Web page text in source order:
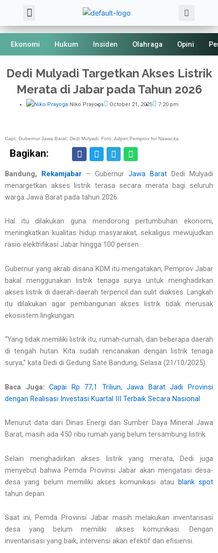
content
Menu
Ekonomi Hukum Insiden Olahraga Opini
Dedi Mulyadi Targetkan Akses Listrik
Merata di Jabar pada Tahun 2026
Niko Prayoga October 21, 2025 7:20 pm
Capt: Gubernur Jawa Barat, Dedi Mulyadi. Foto: Adpim Pemprov for Nawacita.
Bagikan:
Bandung, Rekamjabar – Gubernur Jawa Barat Dedi Mulyadi
menargetkan akses listrik terasa secara merata bagi seluruh
warga Jawa Barat pada tahun 2026.
Hal itu dilakukan guna mendorong pertumbuhan ekonomi,
meningkatkan kualitas hidup masyarakat, sekaligus mewujudkan
rasio elektrifikasi Jabar hingga 100 persen.
Gubernur yang akrab disana KDM itu mengatakan, Pemprov Jabar
bakal menggunakan listrik tenaga surya untuk menghadirkan
akses listrik di daerah-daerah terpencil dan sulit diakses. Langkah
itu dilakukan agar pembangunan akses listrik tidak merusak
ekosistem lingkungan.
“Yang tidak memiliki listrik itu, rumah-rumah, dan beberapa daerah
di tengah hutan. Kita sudah rencanakan dengan listrik tenaga
surya,” kata Dedi di Gedung Sate Bandung, Selasa (21/10/2025).
Baca Juga: Capai Rp 77,1 Triliun, Jawa Barat Jadi Provinsi
dengan Realisasi Investasi Kuartal III Terbaik Secara Nasional
Menurut data dari Dinas Energi dan Sumber Daya Mineral Jawa
Barat, masih ada 450 ribu rumah yang belum tersambung listrik.
Selain menghadirkan akses listrik yang merata, Dedi juga
menyebut bahwa Pemda Provinsi Jabar akan mengatasi desa-
desa yang belum memiliki akses komunikasi atau blank spot
tahun depan.
Saat ini, Pemda Provinsi Jabar masih melakukan inventarisasi
desa yang belum memiliki akses komunikasi. Dengan
inventarisasi yang baik, intervensi akan efektif dan efisiensi.